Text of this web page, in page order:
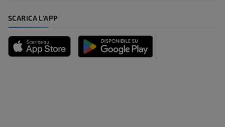
SCARICA L'APP